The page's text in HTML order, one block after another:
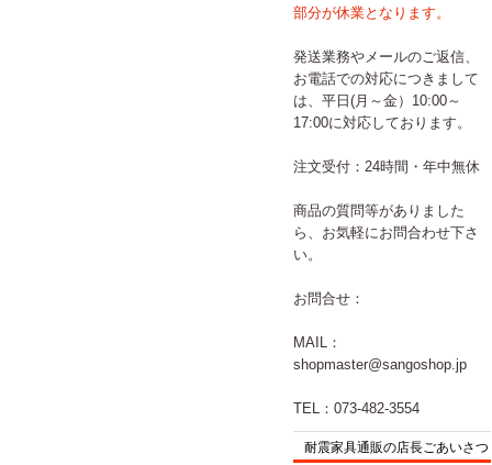
部分が休業となります。
発送業務やメールのご返信、
お電話での対応につきまして
は、平日(月～金）10:00～
17:00に対応しております。
注文受付：24時間・年中無休
商品の質問等がありました
ら、お気軽にお問合わせ下さ
い。
お問合せ：
MAIL：
shopmaster@sangoshop.jp
TEL：073-482-3554
耐震家具通販の店長ごあいさつ